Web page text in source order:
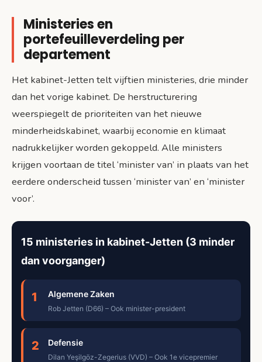
Ministeries en
portefeuilleverdeling per
departement
Het kabinet-Jetten telt vijftien ministeries, drie minder
dan het vorige kabinet. De herstructurering
weerspiegelt de prioriteiten van het nieuwe
minderheidskabinet, waarbij economie en klimaat
nadrukkelijker worden gekoppeld. Alle ministers
krijgen voortaan de titel ‘minister van’ in plaats van het
eerdere onderscheid tussen ‘minister van’ en ‘minister
voor’.
15 ministeries in kabinet-Jetten (3 minder
dan voorganger)
1 Algemene Zaken
Rob Jetten (D66) – Ook minister-president
2 Defensie
Dilan Yeşilgöz-Zegerius (VVD) – Ook 1e vicepremier